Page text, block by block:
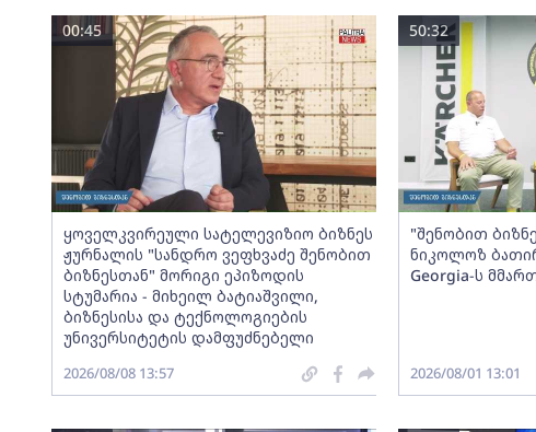
ყოველკვირეული სატელევიზიო ბიზნეს
ჟურნალის "სანდრო ვეფხვაძე შენობით
ბიზნესთან" მორიგი ეპიზოდის
სტუმარია - მიხეილ ბატიაშვილი,
ბიზნესისა და ტექნოლოგიების
უნივერსიტეტის დამფუძნებელი
00:45
2026/08/08 13:57
"შენობით
ნიკოლოზ
Georgia-ს
50:32
2026/08/01 13:01